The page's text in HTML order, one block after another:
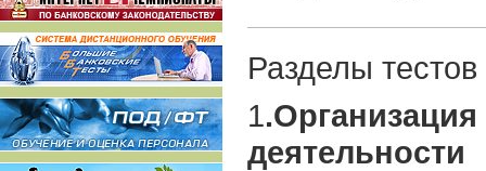
Разделы тестов
1
деятельности